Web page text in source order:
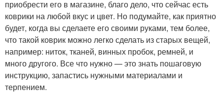
приобрести его в магазине, благо дело, что сейчас есть
коврики на любой вкус и цвет. Но подумайте, как приятно
будет, когда вы сделаете его своими руками, тем более,
что такой коврик можно легко сделать из старых вещей,
например: ниток, тканей, винных пробок, ремней, и
много другого. Все что нужно — это знать пошаговую
инструкцию, запастись нужными материалами и
терпением.